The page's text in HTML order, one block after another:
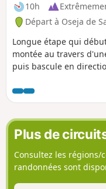
10h
Départ à Oseja de
Longue étape qui
montée au travers
puis bascule en
légère descente, avant
très difficiles
Asotin, El Beron, le
Pour enfin arriver au
Collado Jermoso sur
refuge.
Plus de
Consultez les régions/
randonnées sont